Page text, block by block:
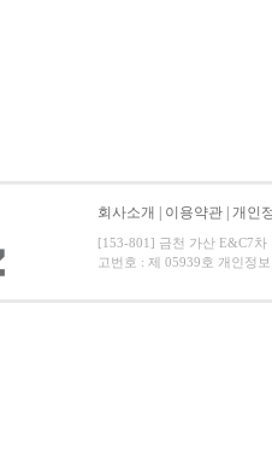
회사소개 이용약관 |개인
[153-801] 금천 가산 E&C7차
고번호 : 제 05939호 개인정